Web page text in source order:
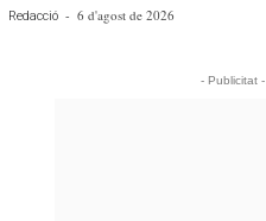
Redacció - 6 d'agost de 2026
- Publicitat -